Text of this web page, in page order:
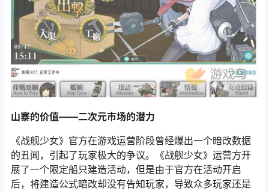
山寨的价值——二次元市场的潜力
《战舰少女》官方在游戏运营阶段曾经爆出一个暗改数据
的丑闻，引起了玩家极大的争议。《战舰少女》运营方开
展了一个限定船只建造活动，但是由于官方在活动开启
后，将建造公式暗改却没有告知玩家，导致众多玩家还是